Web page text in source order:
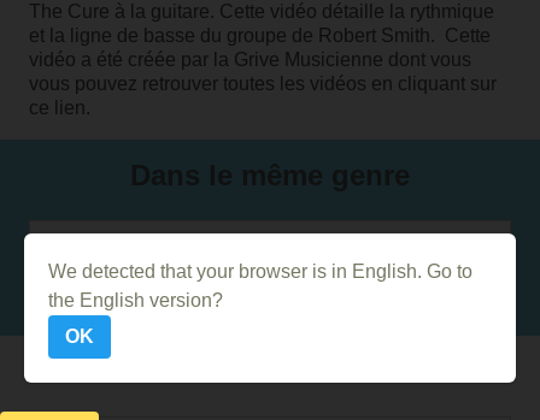
The Cure à la guitare. Cette vidéo détaille la rythmique
et la ligne de basse du groupe de Robert Smith. Cette
vidéo a été créée par la Grive Musicienne dont vous
vous pouvez retrouver toutes les vidéos en cliquant sur
ce lien.
The Cure à la guitare
We detected that your browser is in English. Go to
the English version?
OK